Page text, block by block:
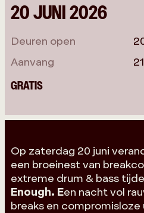
20 JUNI 2026
Deuren open
Aanvang
GRATIS
Op zaterdag 20 juni
een broeinest van
extreme drum & bass
Enough. Een nacht vol
breaks en compromisloze